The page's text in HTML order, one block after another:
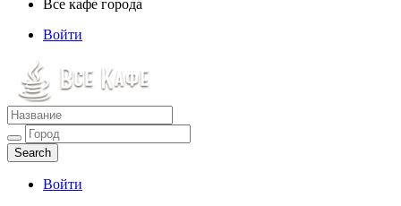
Все кафе города
Войти
Все кафе города
Каталог хороших кафе
Войти